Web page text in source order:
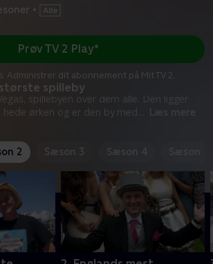
•
største spilleby
spillebyen over dem alle. Den ligger
ørken og er den by med
Læs mere
Prøv TV 2 Play*
Administrer dit abonnement på Mit TV 2.
2 Sæson 3 Sæson 4